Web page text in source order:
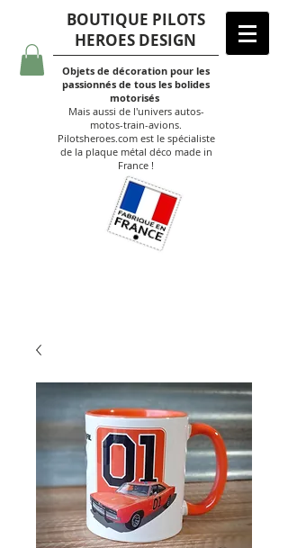
BOUTIQUE PILOTS
HEROES DESIGN
Objets de décoration pour les
passionnés de tous les bolides
motorisés
Mais aussi de l'univers autos-
motos-train-avions.
Pilotsheroes.com est le spécialiste
de la plaque métal déco made in
France !